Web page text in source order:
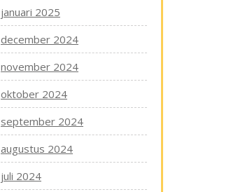
januari 2025
december 2024
november 2024
oktober 2024
september 2024
augustus 2024
juli 2024